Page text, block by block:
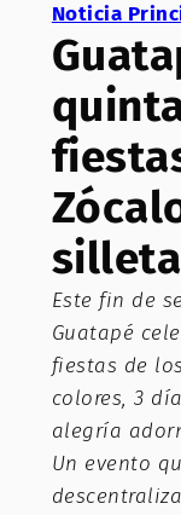
Noticia
Este fin de
Guatapé
fiestas de
colores, 3
alegría
Un evento